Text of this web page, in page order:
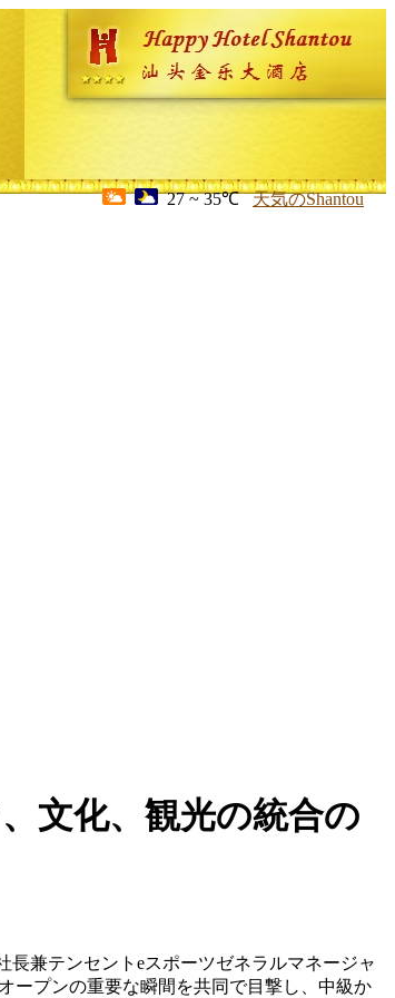
27 ~ 35℃ 天気のShantou
文化、観光の統合の
兼テンセントeスポーツゼネラルマネージャ
ープンの重要な瞬間を共同で目撃し、中級か